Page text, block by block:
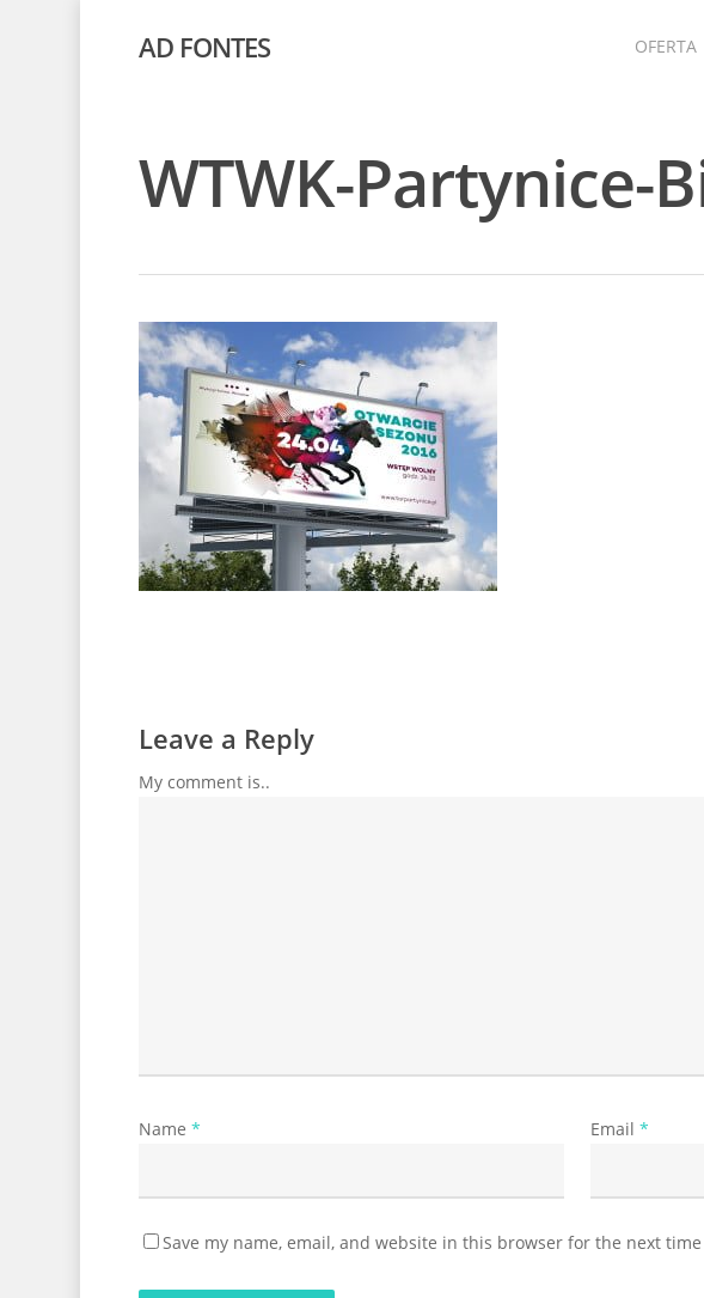
AD FONTES OFERTA
WTWK-Partynice-
Leave a Reply
My comment is..
Name * Email *
Save my name, email, and website in this browser for the next